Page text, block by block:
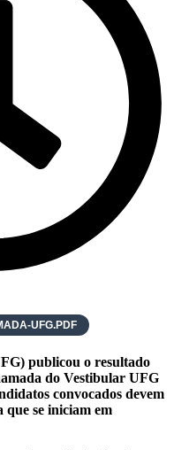
UFG.PDF
publicou o resultado
do Vestibular UFG
convocados devem
que se iniciam em